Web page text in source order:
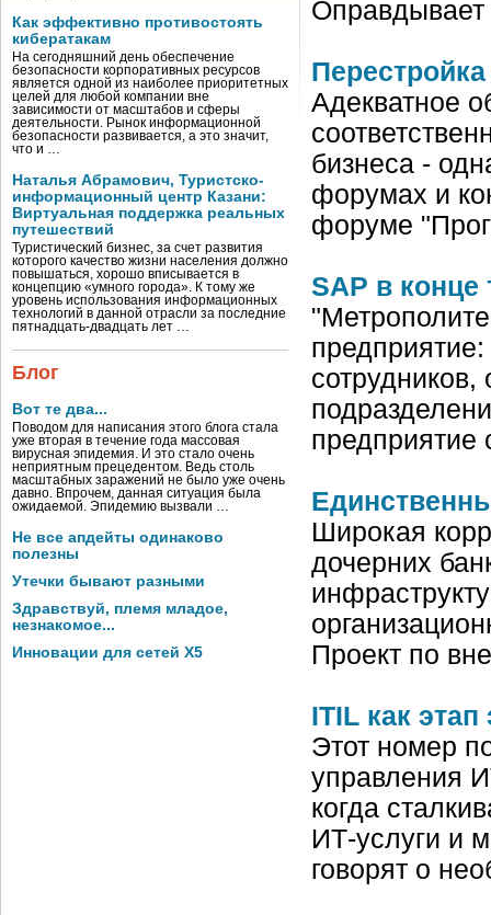
Как эффективно противостоять
кибератакам
На сегодняшний день обеспечение
безопасности корпоративных ресурсов
является одной из наиболее приоритетных
целей для любой компании вне
зависимости от масштабов и сферы
деятельности. Рынок информационной
безопасности развивается, а это значит,
что и …
Наталья Абрамович, Туристско-
информационный центр Казани:
Виртуальная поддержка реальных
путешествий
Туристический бизнес, за счет развития
которого качество жизни населения должно
повышаться, хорошо вписывается в
концепцию «умного города». К тому же
уровень использования информационных
технологий в данной отрасли за последние
пятнадцать-двадцать лет …
Блог
Вот те два...
Поводом для написания этого блога стала
уже вторая в течение года массовая
вирусная эпидемия. И это стало очень
неприятным прецедентом. Ведь столь
масштабных заражений не было уже очень
давно. Впрочем, данная ситуация была
ожидаемой. Эпидемию вызвали …
Не все апдейты одинаково
полезны
Утечки бывают разными
Здравствуй, племя младое,
незнакомое...
Инновации для сетей X5
Адекватное
бизнеса -
форумах и
форуме
SAP в конце
Широкая
дочерних
Проект по
ITIL как
Этот номер
управления
когда
ИТ-услуги и
говорят о